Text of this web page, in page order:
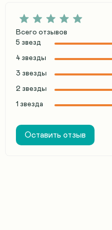
Всего отзывов
5 звезд
4 звезды
3 звезды
2 звезды
1 звезда
Оставить отзыв